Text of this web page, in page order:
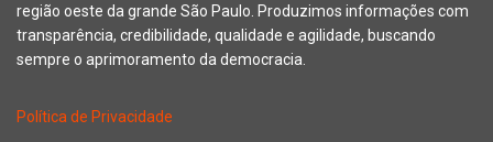
região oeste da grande São Paulo. Produzimos informações com
transparência, credibilidade, qualidade e agilidade, buscando
sempre o aprimoramento da democracia.
Política de Privacidade